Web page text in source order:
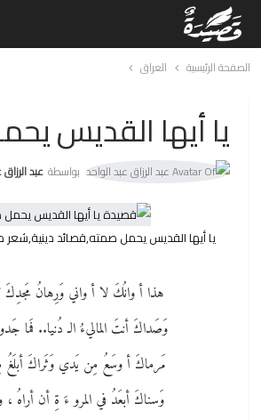
الصفحة الرئيسية العراق
يا أيها القديس
بواسطة عبد
يا أيها القديس يحمل صمته,قصائد دينية,شعر
هذا أ وانُكَ لا أ واني وَرِهانُ مَجدِكَ
وَصَداكَ أنتَ الماليءُ الـ دُنيا.. فَما
مَرماكَ أ وسَعُ مِن يَدي وَثَراكَ أبلَغُ
وَسناكَ أبعَدُ في المرو ءَ ةِ أن أراهُ ،